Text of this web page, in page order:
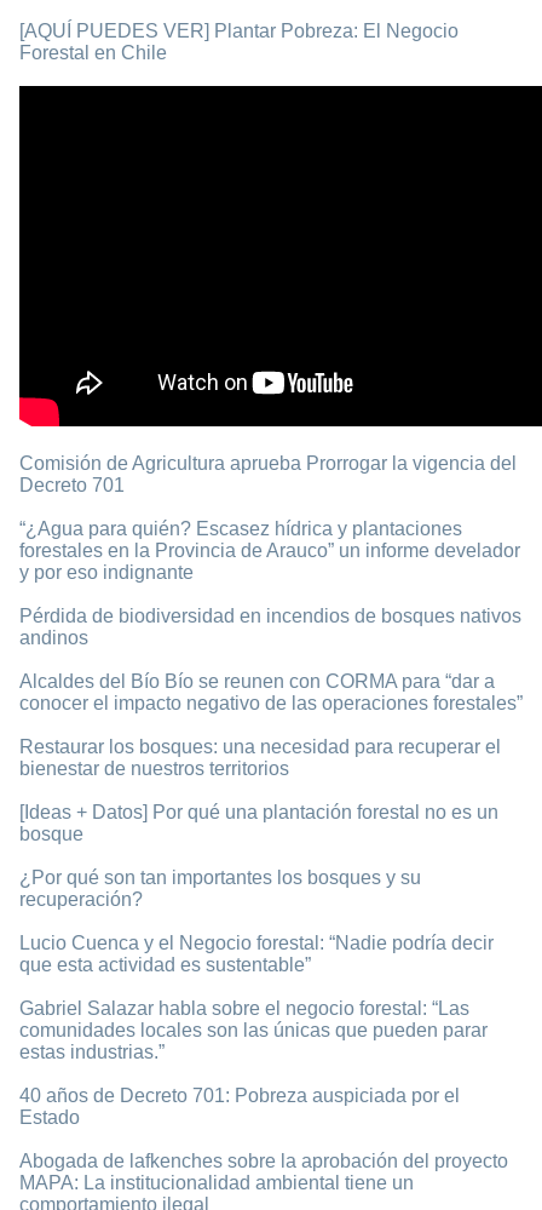
[AQUÍ PUEDES VER] Plantar Pobreza: El Negocio
Forestal en Chile
Comisión de Agricultura aprueba Prorrogar la vigencia del
Decreto 701
“¿Agua para quién? Escasez hídrica y plantaciones
forestales en la Provincia de Arauco” un informe develador
y por eso indignante
Pérdida de biodiversidad en incendios de bosques nativos
andinos
Alcaldes del Bío Bío se reunen con CORMA para “dar a
conocer el impacto negativo de las operaciones forestales”
Restaurar los bosques: una necesidad para recuperar el
bienestar de nuestros territorios
[Ideas + Datos] Por qué una plantación forestal no es un
bosque
¿Por qué son tan importantes los bosques y su
recuperación?
Lucio Cuenca y el Negocio forestal: “Nadie podría decir
que esta actividad es sustentable”
Gabriel Salazar habla sobre el negocio forestal: “Las
comunidades locales son las únicas que pueden parar
estas industrias.”
40 años de Decreto 701: Pobreza auspiciada por el
Estado
Abogada de lafkenches sobre la aprobación del proyecto
MAPA: La institucionalidad ambiental tiene un
comportamiento ilegal